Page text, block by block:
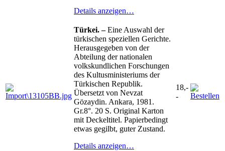
Details anzeigen…
Türkei. –Eine Auswahl der
türkischen speziellen Gerichte.
Herausgegeben von der
Abteilung der nationalen
volkskundlichen Forschungen
des Kultusministeriums der
Türkischen Republik.
Übersetzt von Nevzat
Gözaydin. Ankara, 1981.
Gr.8°. 20 S. Original Karton
mit Deckeltitel. Papierbedingt
etwas gegilbt, guter Zustand.
Details anzeigen…
18,-
-